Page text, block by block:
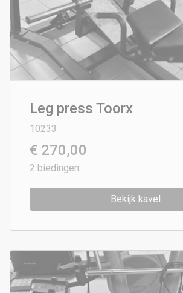
Leg press Toorx
10233
€ 270,00
2 biedingen
Bekijk kavel